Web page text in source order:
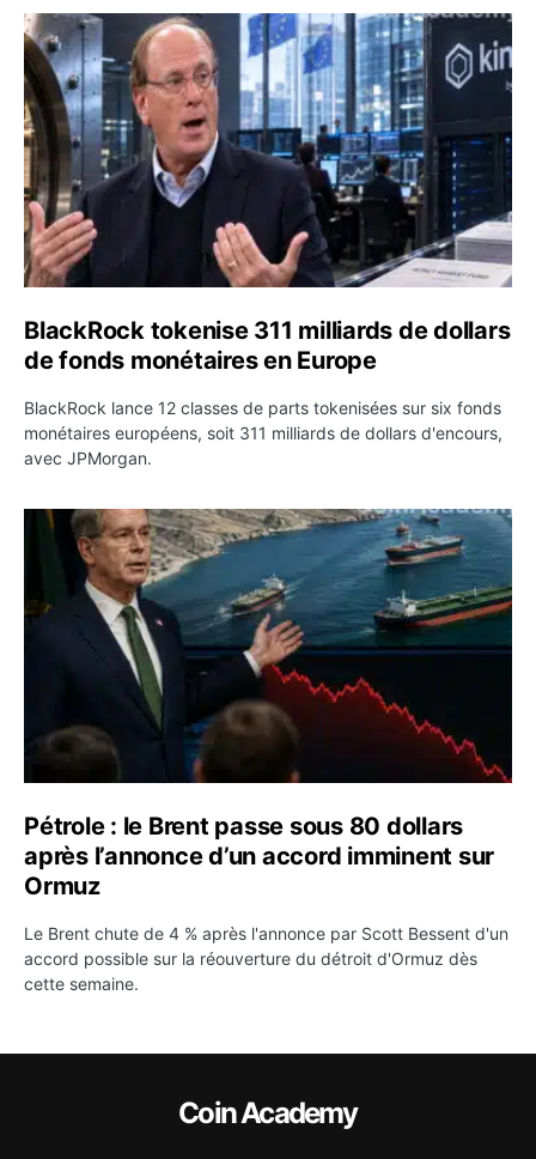
BlackRock tokenise 311 milliards de dollars de fonds
BlackRock tokenise 311 milliards de dollars
de fonds monétaires en Europe
BlackRock lance 12 classes de parts tokenisées sur six fonds
monétaires européens, soit 311 milliards de dollars d'encours,
avec JPMorgan.
Pétrole : le Brent passe sous 80 dollars après
Pétrole : le Brent passe sous 80 dollars
après l’annonce d’un accord imminent sur
Ormuz
Le Brent chute de 4 % après l'annonce par Scott Bessent d'un
accord possible sur la réouverture du détroit d'Ormuz dès
cette semaine.
Coin Academy